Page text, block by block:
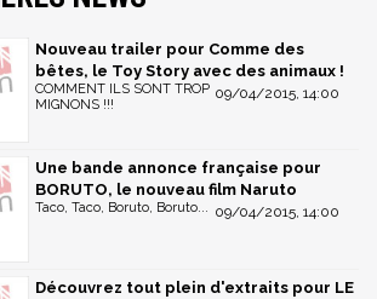
Nouveau trailer pour Comme des
bêtes, le Toy Story avec des animaux !
09/04/2015, 14:00
COMMENT ILS SONT TROP
MIGNONS !!!
Une bande annonce française pour
BORUTO, le nouveau film Naruto
09/04/2015, 14:00
Taco, Taco, Boruto, Boruto...
Découvrez tout plein d'extraits pour LE